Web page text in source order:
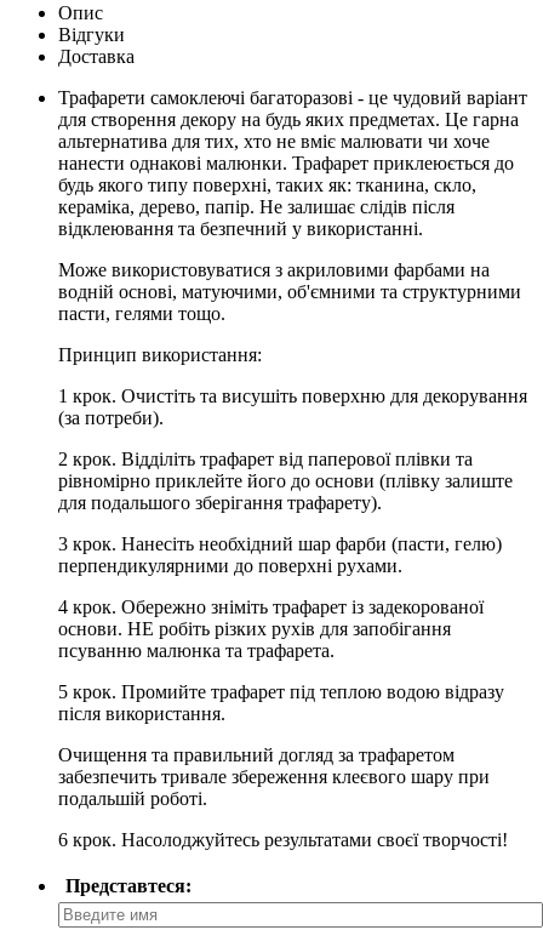
Опис
Відгуки
Доставка
Трафарети самоклеючі багаторазові - це чудовий варіант
для створення декору на будь яких предметах. Це гарна
альтернатива для тих, хто не вміє малювати чи хоче
нанести однакові малюнки. Трафарет приклеюється до
будь якого типу поверхні, таких як: тканина, скло,
кераміка, дерево, папір. Не залишає слідів після
відклеювання та безпечний у використанні.
Може використовуватися з акриловими фарбами на
водній основі, матуючими, об'ємними та структурними
пасти, гелями тощо.
Принцип використання:
1 крок. Очистiть та висушiть поверхню для декорування
(за потреби).
2 крок. Вiддiлiть трафарет вiд паперової плiвки та
рiвномiрно приклейте його до основи (плiвку залиште
для подальшого зберiгання трафарету).
3 крок. Нанесiть необхiдний шар фарби (пасти, гелю)
перпендикулярними до поверхнi рухами.
4 крок. Обережно знiмiть трафарет iз задекорованої
основи. НЕ робiть рiзких рухiв для запобiгання
псуванню малюнка та трафарета.
5 крок. Промийте трафарет пiд теплою водою вiдразу
пiсля використання.
Очищення та правильний догляд за трафаретом
забезпечить тривале збереження клеєвого шару при
подальшiй роботi.
6 крок. Насолоджуйтесь результатами своєї творчостi!
Представтеся: